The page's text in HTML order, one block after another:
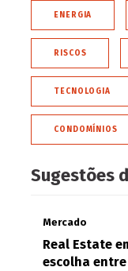
ENERGIA
RISCOS
TECNOLOGIA
CONDOMÍNIOS
Sugestões
Mercado
Real Estate
escolha